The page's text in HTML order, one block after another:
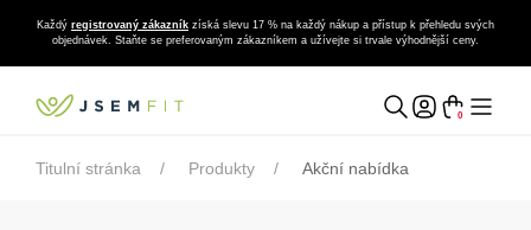
Každý registrovaný zákazník získá slevu 17 % na každý nákup a přístup k přehledu svých
objednávek. Staňte se preferovaným zákazníkem a užívejte si trvale výhodnější ceny.
0
Titulní stránka Produkty Akční nabídka